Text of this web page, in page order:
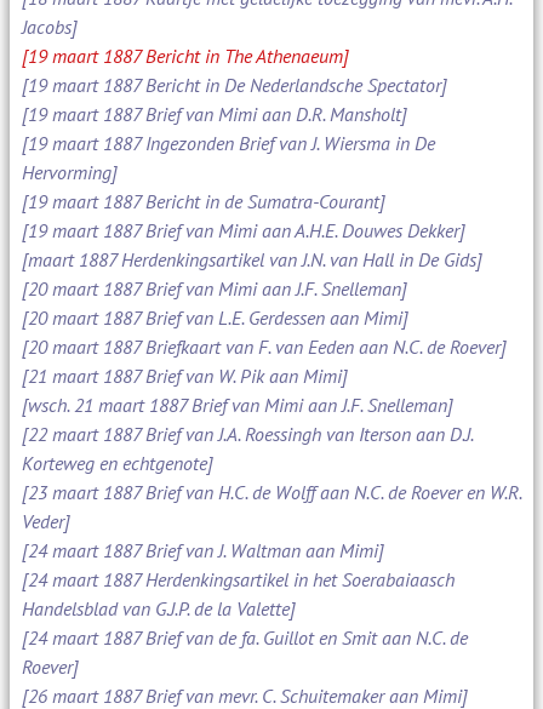
Jacobs]
[19 maart 1887 Bericht in The Athenaeum]
[19 maart 1887 Bericht in De Nederlandsche Spectator]
[19 maart 1887 Brief van Mimi aan D.R. Mansholt]
[19 maart 1887 Ingezonden Brief van J. Wiersma in De
Hervorming]
[19 maart 1887 Bericht in de Sumatra-Courant]
[19 maart 1887 Brief van Mimi aan A.H.E. Douwes Dekker]
[maart 1887 Herdenkingsartikel van J.N. van Hall in De Gids]
[20 maart 1887 Brief van Mimi aan J.F. Snelleman]
[20 maart 1887 Brief van L.E. Gerdessen aan Mimi]
[20 maart 1887 Briefkaart van F. van Eeden aan N.C. de Roever]
[21 maart 1887 Brief van W. Pik aan Mimi]
[wsch. 21 maart 1887 Brief van Mimi aan J.F. Snelleman]
[22 maart 1887 Brief van J.A. Roessingh van Iterson aan D.J.
Korteweg en echtgenote]
[23 maart 1887 Brief van H.C. de Wolff aan N.C. de Roever en W.R.
Veder]
[24 maart 1887 Brief van J. Waltman aan Mimi]
[24 maart 1887 Herdenkingsartikel in het Soerabaiaasch
Handelsblad van G.J.P. de la Valette]
[24 maart 1887 Brief van de fa. Guillot en Smit aan N.C. de
Roever]
[26 maart 1887 Brief van mevr. C. Schuitemaker aan Mimi]